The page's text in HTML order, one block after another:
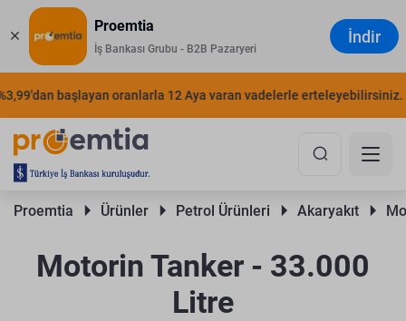
Proemtia
İş Bankası Grubu - B2B Pazaryeri
İndir
başlayan oranlarla 12 Aya varan vadelerle erteleyebilirsiniz.
Proemtia Ürünler Petrol Ürünleri Akaryakıt
Motorin Tanker - 33.000
Litre